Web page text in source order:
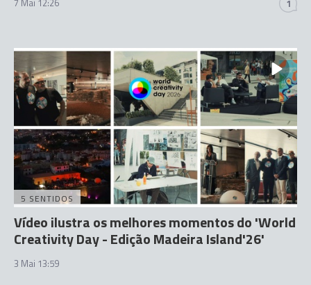
1
5 SENTIDOS
Vídeo ilustra os melhores momentos do 'World
Creativity Day - Edição Madeira Island'26'
3 Mai 13:59